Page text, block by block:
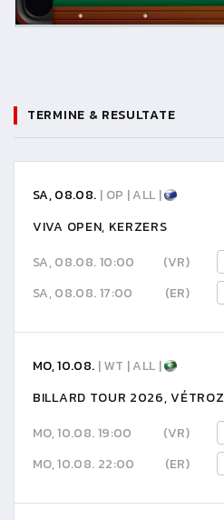
TERMINE & RESULTATE
SA, 08.08. | OP | ALL |
VIVA OPEN, KERZERS
SA, 08.08. 10:00
(VR)
SA, 08.08. 17:00
(ER)
MO, 10.08. | WT | ALL |
BILLARD TOUR 2026, VÉTROZ
MO, 10.08. 19:00
(VR)
MO, 10.08. 22:00
(ER)